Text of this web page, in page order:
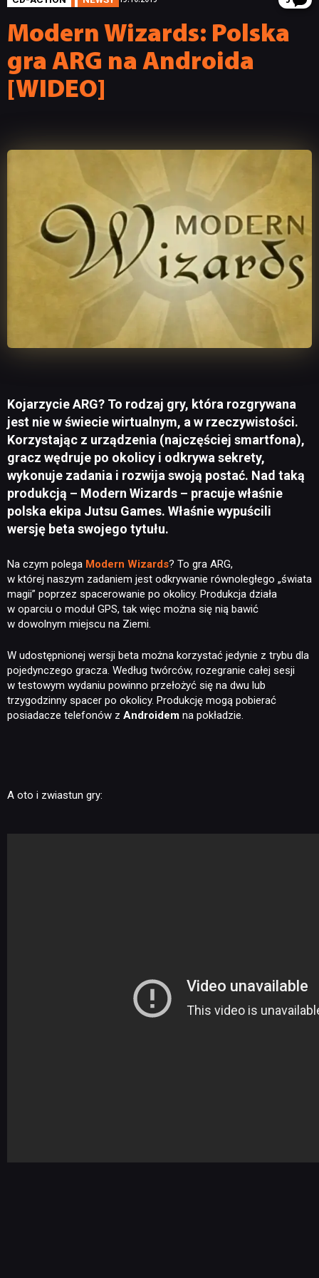
Modern Wizards: Polska
gra ARG na Androida
[WIDEO]
Kojarzycie ARG? To rodzaj gry, która rozgrywana
jest nie w świecie wirtualnym, a w rzeczywistości.
Korzystając z urządzenia (najczęściej smartfona),
gracz wędruje po okolicy i odkrywa sekrety,
wykonuje zadania i rozwija swoją postać. Nad taką
produkcją – Modern Wizards – pracuje właśnie
polska ekipa Jutsu Games. Właśnie wypuścili
wersję beta swojego tytułu.
Na czym polega Modern Wizards? To gra ARG,
w której naszym zadaniem jest odkrywanie równoległego „świata
magii” poprzez spacerowanie po okolicy. Produkcja działa
w oparciu o moduł GPS, tak więc można się nią bawić
w dowolnym miejscu na Ziemi.
W udostępnionej wersji beta można korzystać jedynie z trybu dla
pojedynczego gracza. Według twórców, rozegranie całej sesji
w testowym wydaniu powinno przełożyć się na dwu lub
trzygodzinny spacer po okolicy. Produkcję mogą pobierać
posiadacze telefonów z Androidem na pokładzie.
A oto i zwiastun gry: